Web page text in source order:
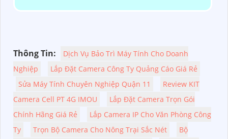
Thông Tin:
Dịch Vụ Bảo Trì Máy Tính Cho Doanh
Nghiệp
Lắp Đặt Camera Công Ty Quảng Cáo Giá Rẻ
Sửa Máy Tính Chuyên Nghiệp Quận 11
Review KIT
Camera Cell PT 4G IMOU
Lắp Đặt Camera Trọn Gói
Chính Hãng Giá Rẻ
Lắp Camera IP Cho Văn Phòng Công
Ty
Trọn Bộ Camera Cho Nông Trại Sắc Nét
Bộ